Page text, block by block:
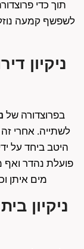
ניקיון
בפרוצדורה של
מים איתן